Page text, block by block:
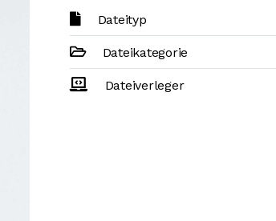
Dateityp
Dateikategorie
Dateiverleger